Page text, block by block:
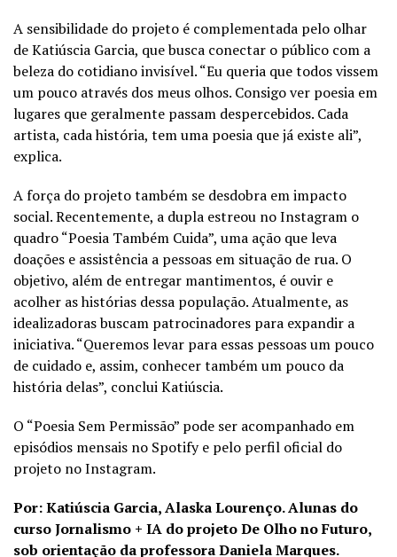
A sensibilidade do projeto é complementada pelo olhar
de Katiúscia Garcia, que busca conectar o público com a
beleza do cotidiano invisível. “Eu queria que todos vissem
um pouco através dos meus olhos. Consigo ver poesia em
lugares que geralmente passam despercebidos. Cada
artista, cada história, tem uma poesia que já existe ali”,
explica.
A força do projeto também se desdobra em impacto
social. Recentemente, a dupla estreou no Instagram o
quadro “Poesia Também Cuida”, uma ação que leva
doações e assistência a pessoas em situação de rua. O
objetivo, além de entregar mantimentos, é ouvir e
acolher as histórias dessa população. Atualmente, as
idealizadoras buscam patrocinadores para expandir a
iniciativa. “Queremos levar para essas pessoas um pouco
de cuidado e, assim, conhecer também um pouco da
história delas”, conclui Katiúscia.
O “Poesia Sem Permissão” pode ser acompanhado em
episódios mensais no Spotify e pelo perfil oficial do
projeto no Instagram.
Por: Katiúscia Garcia, Alaska Lourenço. Alunas do
curso Jornalismo + IA do projeto De Olho no Futuro,
sob orientação da professora Daniela Marques.